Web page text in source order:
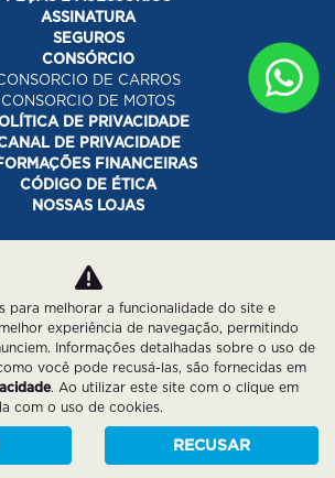
ASSINATURA
SEGUROS
CONSÓRCIO
DE CARROS
CONSORCIO DE MOTOS
DE PRIVACIDADE
DE PRIVACIDADE
FINANCEIRAS
CÓDIGO DE ÉTICA
NOSSAS LOJAS
Seu bem maior é a vida.
pela DEALERSPACE ® Direitos Reservados.
de Privacidade Cookies
para melhorar a funcionalidade do site e
experiência de navegação, permitindo
Informações detalhadas sobre o uso de
você pode recusá-las, são fornecidas em
. Ao utilizar este site com o clique em
com o uso de cookies.
RECUSAR